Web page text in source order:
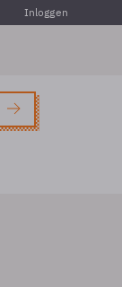
Inloggen